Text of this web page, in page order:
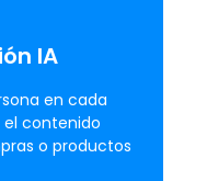
IA
en cada
contenido
o productos